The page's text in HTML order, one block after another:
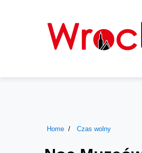
Home Czas wolny